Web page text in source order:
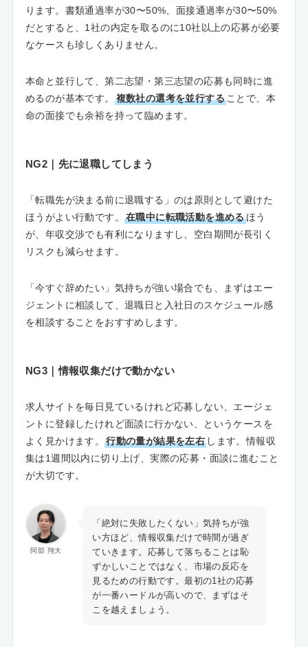
ります。書類通過率が30〜50%、面接通過率が30〜50%
だとすると、1社の内定を取るのに10社以上の応募が必要
なケースも珍しくありません。
本命と並行して、第二志望・第三志望の応募も同時に進
めるのが基本です。
複数社の選考を並行することで、本
命の面接でも余裕を持って臨めます。
NG2｜先に退職してしまう
「転職先が決まる前に退職する」のは原則として避けた
ほうがよい行動です。
在職中に転職活動を進めるほう
が、年収交渉でも有利になりますし、空白期間が長引く
リスクも減らせます。
「今すぐ辞めたい」気持ちが強い場合でも、まずはエー
ジェントに相談して、退職日と入社日のスケジュール感
を相談することをおすすめします。
NG3｜情報収集だけで動かない
求人サイトを毎日見ているけれど応募しない、エージェ
ントに登録したけれど面談に行かない、というケースを
よく見かけます。行動の量が結果を左右 します。情報収
集は1週間以内に切り上げ、実際の応募・面談に進むこと
が大切です。
阿部 翔大
「絶対に失敗したくない」気持ちが強
い方ほど、情報収集だけで時間が過ぎ
ていきます。応募して落ちることは恥
ずかしいことではなく、市場の反応を
見るための行動です。最初の1社の応募
が一番ハードルが高いので、まずはそ
こを越えましょう。